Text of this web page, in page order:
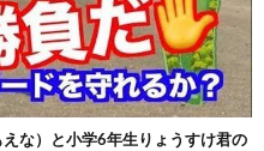
な）と小学6年生りょうすけ君の